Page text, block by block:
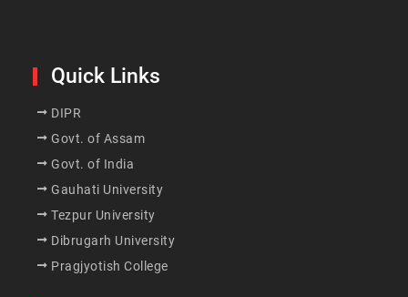
Quick Links
DIPR
Govt. of Assam
Govt. of India
Gauhati University
Tezpur University
Dibrugarh University
Pragjyotish College